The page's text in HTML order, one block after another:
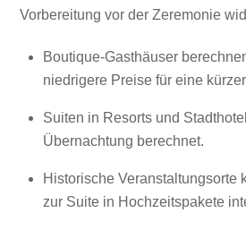
Vorbereitung vor der Zeremonie
Boutique-Gasthäuser
niedrigere Preise für eine
Suiten in Resorts und
Übernachtung berechnet.
Historische Veranstaltungsorte
zur Suite in Hochzeitspakete